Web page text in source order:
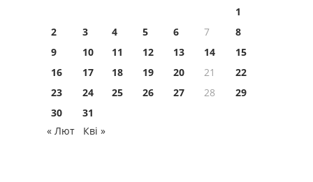
1
2
3 4 5 6 7
8
9
10 11 12 13 14
15
16
17 18 19 20 21
22
23
24 25 26 27 28
29
30
31
« Лют
Кві »